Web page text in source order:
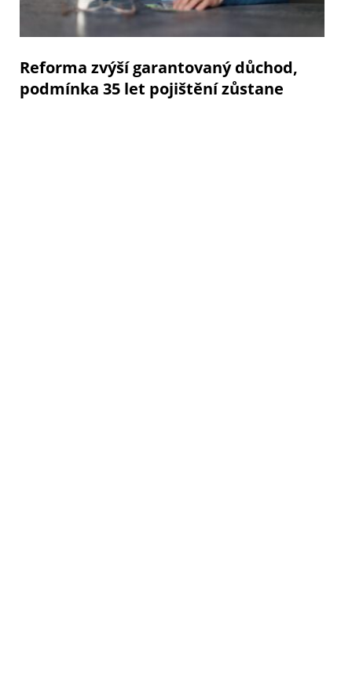
Reforma zvýší garantovaný důchod,
podmínka 35 let pojištění zůstane